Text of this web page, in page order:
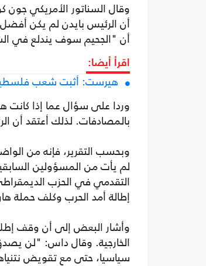
وقال السناتور الأمريكي
أن الرئيس بايدن لم يكن
أن "الجحيم سوف يندلع في
اقرأ أيضا:
هيرست: أثبت شعب
وردا على سؤال عما إذا كانت
بالمصادفات. لذلك أعتقد أن
وبحسب التقرير، فإنه من
لم يأت من المسؤولين
التقدمي في الحزب
إطالة أمد الحرب وكلف حملة
وأشار البعض إلى أن وقف
الخارجية. وقال داس: "لن
سياسيا، حتى مع تقويض